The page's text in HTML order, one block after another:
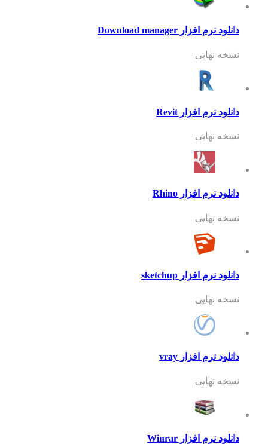
دانلود نرم افزار Download manager
نسخه نهایی
دانلود نرم افزار Revit
نسخه نهایی
دانلود نرم افزار Rhino
نسخه نهایی
دانلود نرم افزار sketchup
نسخه نهایی
دانلود نرم افزار vray
نسخه نهایی
دانلود نرم افزار Winrar